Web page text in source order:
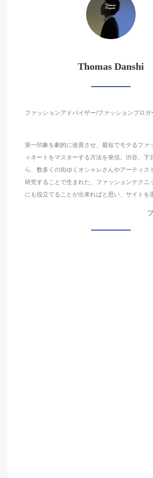
Thomas Danshi
ファッションアドバイザー/ファッションブロガ
第一印象を劇的に改善させ、最短でモテるファ
ィネートをマスターする方法を発信。渋谷、下
ら、数多くの街ゆくオシャレさんやアーティス
研究することで生まれた、ファッションテクニ
にも役立てることが出来ればと思い、サイトを